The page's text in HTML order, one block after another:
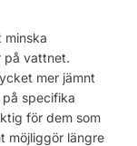
minska
på vattnet.
mer jämnt
specifika
för dem som
möjliggör längre